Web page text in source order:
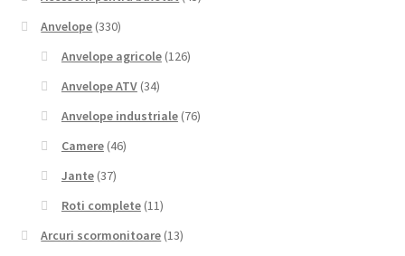
Anvelope (330)
Anvelope agricole (126)
Anvelope ATV (34)
Anvelope industriale (76)
Camere (46)
Jante (37)
Roti complete (11)
Arcuri scormonitoare (13)